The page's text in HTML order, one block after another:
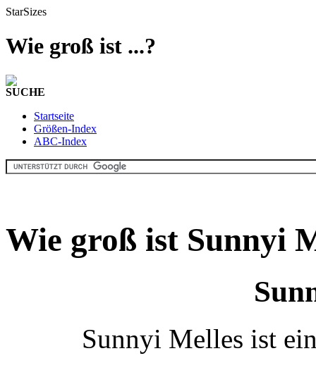
StarSizes
Wie groß ist ...?
SUCHE
Startseite
Größen-Index
ABC-Index
Wie groß ist Sunnyi
Sunnyi Melles ist